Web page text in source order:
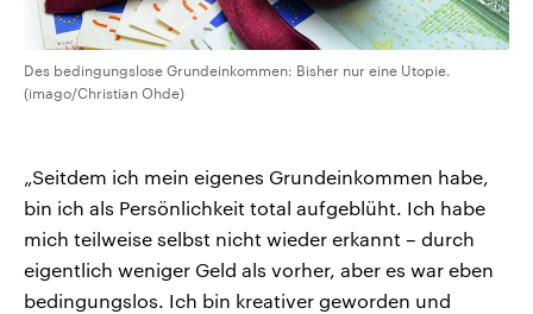
Des bedingungslose Grundeinkommen: Bisher nur eine Utopie.
(imago/Christian Ohde)
„Seitdem ich mein eigenes Grundeinkommen habe,
bin ich als Persönlichkeit total aufgeblüht. Ich habe
mich teilweise selbst nicht wieder erkannt – durch
eigentlich weniger Geld als vorher, aber es war eben
bedingungslos. Ich bin kreativer geworden und